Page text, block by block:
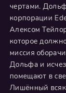
чертами.
корпорации
Алексом
которое
миссия
Дольфа и
помещают в
Лишённый